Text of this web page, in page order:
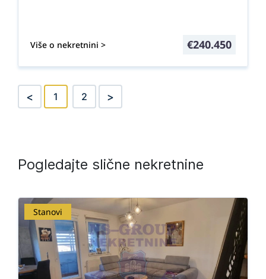
Više o nekretnini > €240.450
< 1 2 >
Pogledajte slične nekretnine
Stanovi